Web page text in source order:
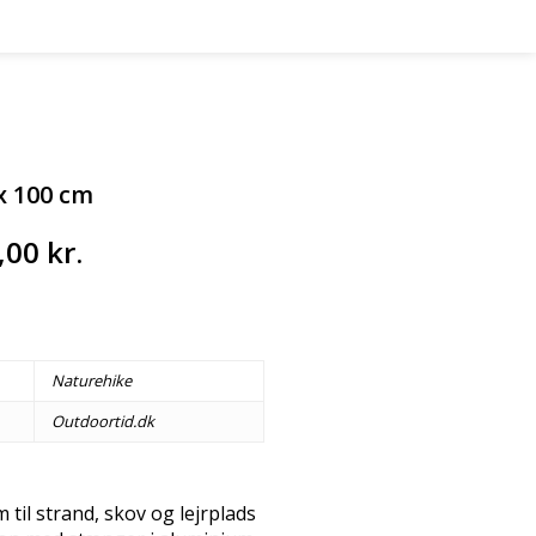
100 cm
kr.
Naturehike
Outdoortid.dk
til strand, skov og lejrplads